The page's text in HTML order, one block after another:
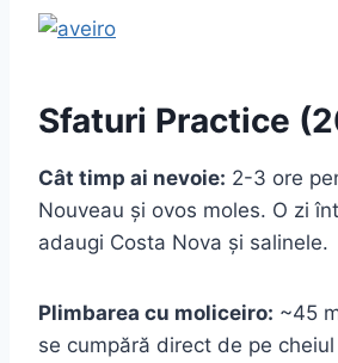
Sfaturi Practice
Cât timp ai nevoie: 2-3 ore
Nouveau și ovos moles. O zi
adaugi Costa Nova și salinele.
Plimbarea cu moliceiro: ~45
se cumpără direct de pe